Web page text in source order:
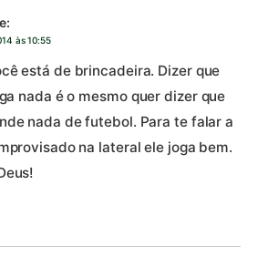
às 10:55
está de brincadeira. Dizer que
nada é o mesmo quer dizer que
nada de futebol. Para te falar a
na lateral ele joga bem.